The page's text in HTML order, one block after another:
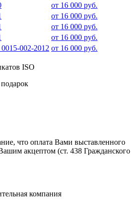
от 16 000 руб.
от 16 000 руб.
от 16 000 руб.
от 16 000 руб.
002-2012 от 16 000 руб.
ISO
что оплата Вами выставленного
акцептом (ст. 438 Гражданского
компания